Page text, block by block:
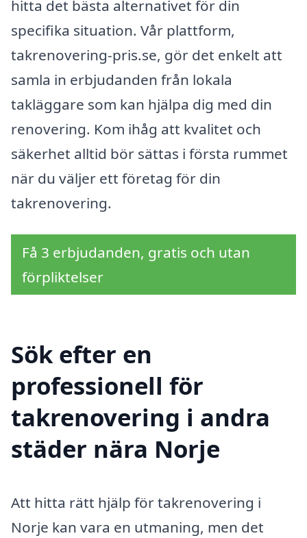
hitta det bästa alternativet för din
specifika situation. Vår plattform,
takrenovering-pris.se, gör det enkelt att
samla in erbjudanden från lokala
takläggare som kan hjälpa dig med din
renovering. Kom ihåg att kvalitet och
säkerhet alltid bör sättas i första rummet
när du väljer ett företag för din
takrenovering.
Få 3 erbjudanden, gratis och utan
förpliktelser
Sök efter en
professionell för
takrenovering i andra
städer nära Norje
Att hitta rätt hjälp för takrenovering i
Norje kan vara en utmaning, men det